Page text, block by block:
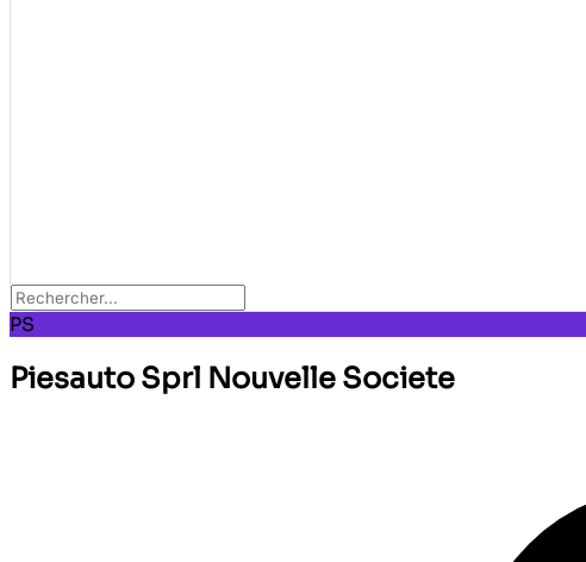
PS
Piesauto Sprl Nouvelle Societe